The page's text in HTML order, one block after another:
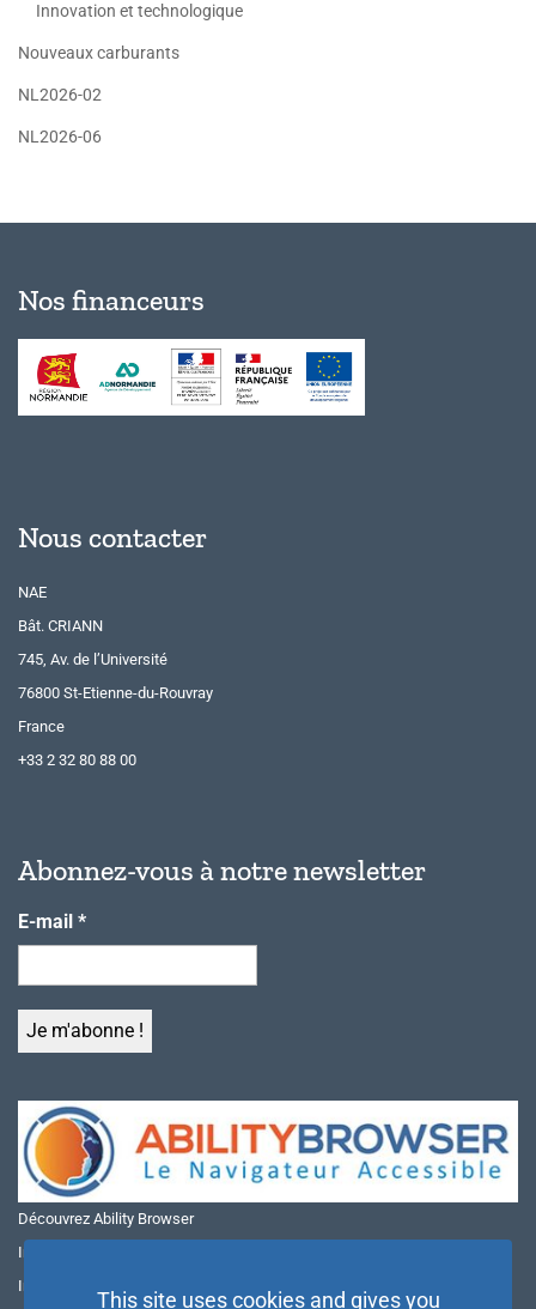
Innovation et technologique
Nouveaux carburants
NL2026-02
NL2026-06
Nos financeurs
Nous contacter
NAE
Bât. CRIANN
745, Av. de l’Université
76800 St-Etienne-du-Rouvray
France
+33 2 32 80 88 00
Abonnez-vous à notre newsletter
E-mail *
Découvrez Ability Browser
Installer Ability Browser sur Windows
Installer Ability Browser sur Mac
This site uses cookies and gives you